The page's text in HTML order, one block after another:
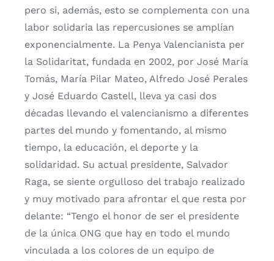
pero si, además, esto se complementa con una
labor solidaria las repercusiones se amplían
exponencialmente. La Penya Valencianista per
la Solidaritat, fundada en 2002, por José María
Tomás, María Pilar Mateo, Alfredo José Perales
y José Eduardo Castell, lleva ya casi dos
décadas llevando el valencianismo a diferentes
partes del mundo y fomentando, al mismo
tiempo, la educación, el deporte y la
solidaridad. Su actual presidente, Salvador
Raga, se siente orgulloso del trabajo realizado
y muy motivado para afrontar el que resta por
delante: “Tengo el honor de ser el presidente
de la única ONG que hay en todo el mundo
vinculada a los colores de un equipo de